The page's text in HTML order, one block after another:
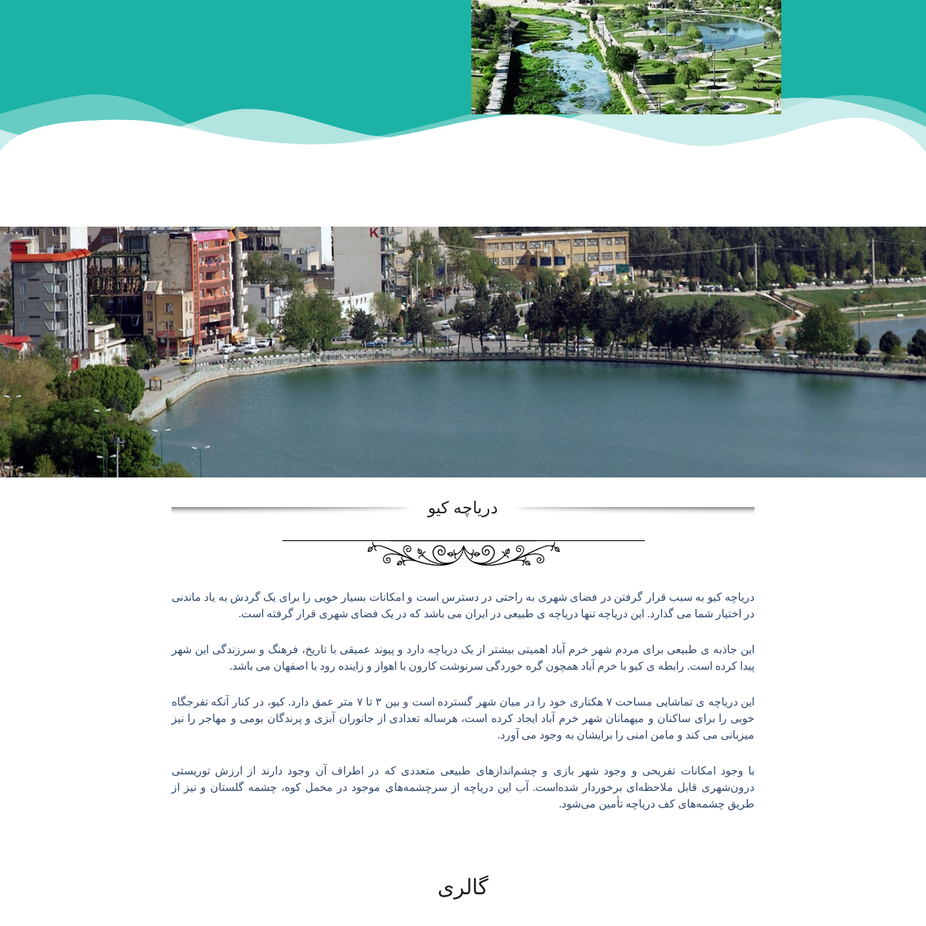
دریاچه کیو
دریاچه کیو به سبب قرار گرفتن در فضای شهری به راحتی در دسترس است و امکانات بسیار خوبی را برای یک گردش به یاد ماندنی
در اختیار شما می گذارد. این دریاچه تنها دریاچه ی طبیعی در ایران می باشد که در یک فضای شهری قرار گرفته است.
این جاذبه ی طبیعی برای مردم شهر خرم آباد اهمیتی بیشتر از یک دریاچه دارد و پیوند عمیقی با تاریخ، فرهنگ و سرزندگی این شهر
پیدا کرده است. رابطه ی کیو با خرم آباد همچون گره خوردگی سرنوشت کارون با اهواز و زاینده رود با اصفهان می باشد.
این دریاچه ی تماشایی مساحت ۷ هکتاری خود را در میان شهر گسترده است و بین ۳ تا ۷ متر عمق دارد. کیو، در کنار آنکه تفرجگاه
خوبی را برای ساکنان و میهمانان شهر خرم آباد ایجاد کرده است، هرساله تعدادی از جانوران آبزی و پرندگان بومی و مهاجر را نیز
میزبانی می کند و مامن امنی را برایشان به وجود می آورد.
با وجود امکانات تفریحی و وجود شهر بازی و چشم‌اندازهای طبیعی متعددی که در اطراف آن وجود دارند از ارزش توریستی
درون‌شهری قابل ملاحظه‌ای برخوردار شده‌است. آب این دریاچه از سرچشمه‌های موجود در مخمل کوه، چشمه گلستان و نیز از
طریق چشمه‌های کف دریاچه تأمین می‌شود.
گالری